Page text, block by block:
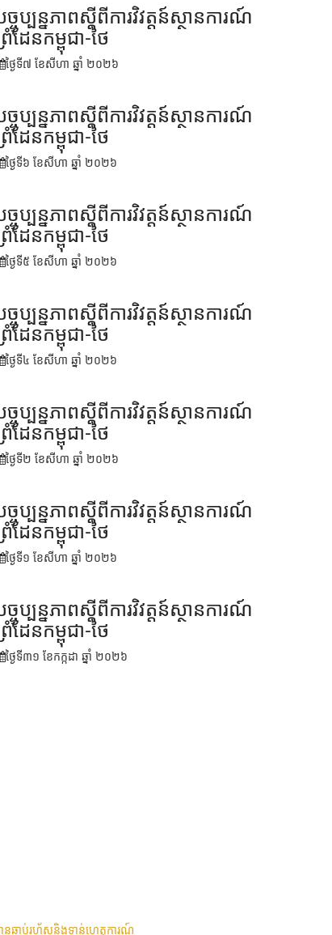
ចុប្បន្នភាពស្ដីពីការវិវត្តន៍ស្ថានការណ៍
ដែនកម្ពុជា-ថៃ
ថ្ងៃទី៧ ខែ​សីហា ឆ្នាំ ២០២៦
ចុប្បន្នភាពស្ដីពីការវិវត្តន៍ស្ថានការណ៍
ដែនកម្ពុជា-ថៃ
ថ្ងៃទី៦ ខែ​សីហា ឆ្នាំ ២០២៦
ចុប្បន្នភាពស្ដីពីការវិវត្តន៍ស្ថានការណ៍
ដែនកម្ពុជា-ថៃ
ថ្ងៃទី៥ ខែ​សីហា ឆ្នាំ ២០២៦
ចុប្បន្នភាពស្ដីពីការវិវត្តន៍ស្ថានការណ៍
ដែនកម្ពុជា-ថៃ
ថ្ងៃទី៤ ខែ​សីហា ឆ្នាំ ២០២៦
ចុប្បន្នភាពស្ដីពីការវិវត្តន៍ស្ថានការណ៍
ដែនកម្ពុជា-ថៃ
ថ្ងៃទី២ ខែ​សីហា ឆ្នាំ ២០២៦
ចុប្បន្នភាពស្ដីពីការវិវត្តន៍ស្ថានការណ៍
ដែនកម្ពុជា-ថៃ
ថ្ងៃទី១ ខែ​សីហា ឆ្នាំ ២០២៦
ចុប្បន្នភាពស្ដីពីការវិវត្តន៍ស្ថានការណ៍
ដែនកម្ពុជា-ថៃ
ថ្ងៃទី៣១ ខែ​កក្កដា ឆ្នាំ ២០២៦
នឆាប់រហ័សនិងទាន់ហេតុការណ៍